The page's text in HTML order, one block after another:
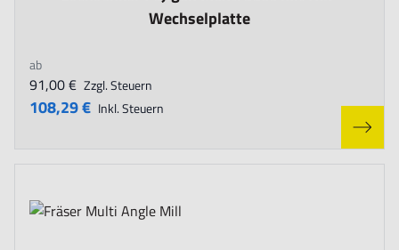
Wechselplatte
ab
108,29 € Inkl. Steuern
91,00 € Zzgl. Steuern